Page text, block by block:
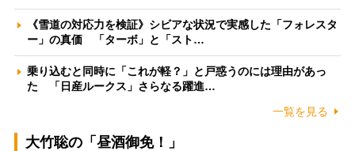
《雪道の対応力を検証》シビアな状況で実感した「フォレスタ
ー」の真価 「ターボ」と「スト…
乗り込むと同時に「これが軽？」と戸惑うのには理由があっ
た 「日産ルークス」さらなる躍進…
一覧を見る
大竹聡の「昼酒御免！」